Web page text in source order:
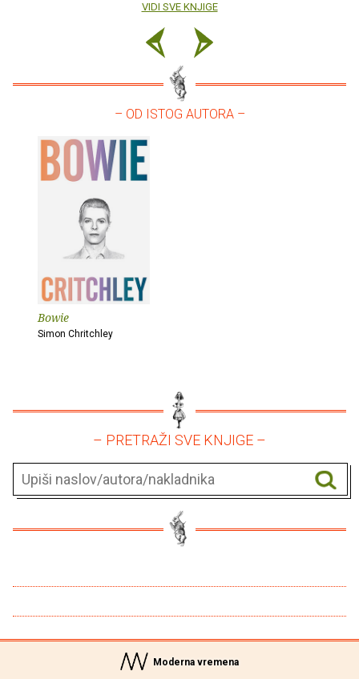
VIDI SVE KNJIGE
– OD ISTOG AUTORA –
Bowie
Simon Chritchley
– PRETRAŽI SVE KNJIGE –
Moderna vremena